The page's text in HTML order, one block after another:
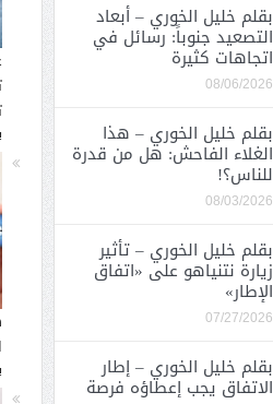
بقلم خليل الخوري – أبعاد
التصعيد جنوباً: رسائل في
اتجاهات كثيرة
08/06/2026
بقلم خليل الخوري – هذا
الغلاء الفاحش: هل من قدرة
للناس؟!
08/03/2026
بقلم خليل الخوري – تأثير
زيارة نتنياهو على «اتفاق
الإطار»
07/27/2026
بقلم خليل الخوري – إطار
الاتفاق يجب إعطاؤه فرصة